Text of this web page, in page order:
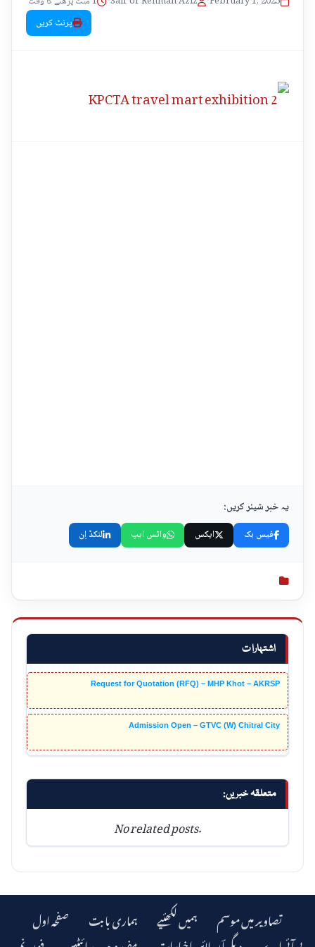
اشتہارات
Request for Quotation (RFQ) – MHP Khot – AKRSP
Admission Open – GTVC (W) Chitral City
متعلقہ خبریں:
No related posts.
پرنٹ کریں
یہ خبر شیئر کریں:
فیس بک ایکس واٹس ایپ لنکڈ اِن
صفحہ اول ہماری بابت ہمیں لکھئیے
تصاویر میں موسم